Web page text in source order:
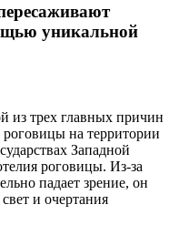
уникальной
трех главных причин
на территории
Западной
роговицы. Из-за
падает зрение, он
и очертания